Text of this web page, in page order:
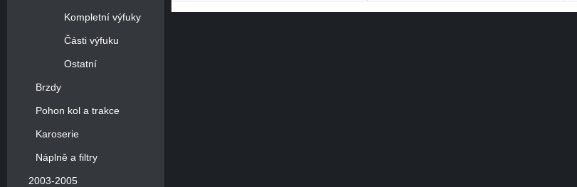
Kompletní výfuky
Části výfuku
Ostatní
Brzdy
Pohon kol a trakce
Karoserie
Náplně a filtry
2003-2005